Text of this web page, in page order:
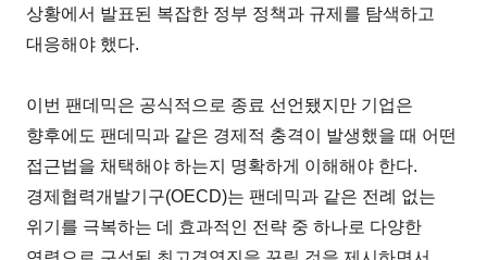
상황에서 발표된 복잡한 정부 정책과 규제를 탐색하고
대응해야 했다.
이번 팬데믹은 공식적으로 종료 선언됐지만 기업은
향후에도 팬데믹과 같은 경제적 충격이 발생했을 때 어떤
접근법을 채택해야 하는지 명확하게 이해해야 한다.
경제협력개발기구(OECD)는 팬데믹과 같은 전례 없는
위기를 극복하는 데 효과적인 전략 중 하나로 다양한